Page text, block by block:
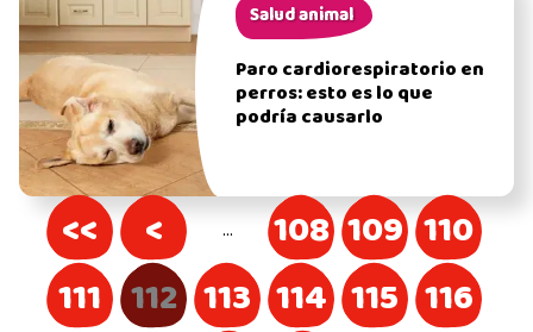
Salud animal
Paro cardiorespiratorio en
perros: esto es lo que
podría causarlo
<< < … 108 109 110
111 112 113 114 115 116